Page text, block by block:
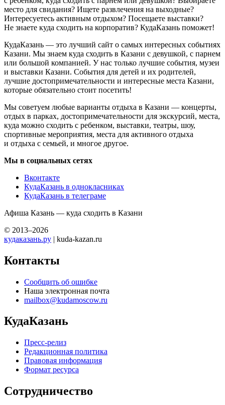
место для свидания? Ищете развлечения на выходные?
Интересуетесь активным отдыхом? Посещаете выставки?
Не знаете куда сходить на корпоратив? КудаКазань поможет!
КудаКазань — это лучший сайт о самых интересных событиях
Казани. Мы знаем куда сходить в Казани с девушкой, с парнем
или большой компанией. У нас только лучшие события, музеи
и выставки Казани. События для детей и их родителей,
лучшие достопримечательности и интересные места Казани,
которые обязательно стоит посетить!
Мы советуем любые варианты отдыха в Казани — концерты,
отдых в парках, достопримечательности для экскурсий, места,
куда можно сходить с ребенком, выставки, театры, шоу,
спортивные мероприятия, места для активного отдыха
и отдыха с семьей, и многое другое.
Мы в социальных сетях
Вконтакте
КудаКазань в однокласниках
КудаКазань в телеграме
Афиша Казань — куда сходить в Казани
© 2013–2026
кудаказань.ру | kuda-kazan.ru
Контакты
Сообщить об ошибке
Наша электронная почта
mailbox@kudamoscow.ru
КудаКазань
Пресс-релиз
Редакционная политика
Правовая информация
Формат ресурса
Сотрудничество